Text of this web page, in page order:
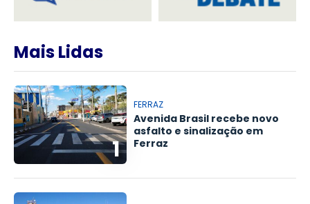
Mais Lidas
1
FERRAZ
Avenida Brasil recebe novo
asfalto e sinalização em
Ferraz